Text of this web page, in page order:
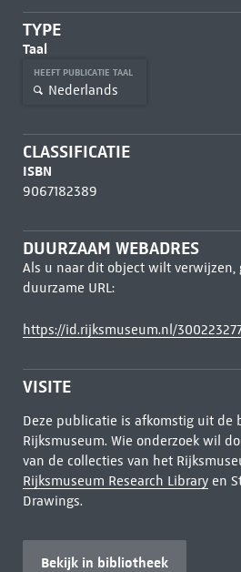
TYPE
Taal
HEEFT PUBLICATIE TAAL
Nederlands
CLASSIFICATIE
ISBN
9067182389
DUURZAAM WEBADRES
Als u naar dit object wilt verwijzen,
duurzame URL:
https://id.rijksmuseum.nl/
VISITE
Deze publicatie is afkomstig uit de
Rijksmuseum. Wie onderzoek wil
van de collecties van het
Rijksmuseum Research Libraryen
Drawings.
Bekijk in bibliotheek